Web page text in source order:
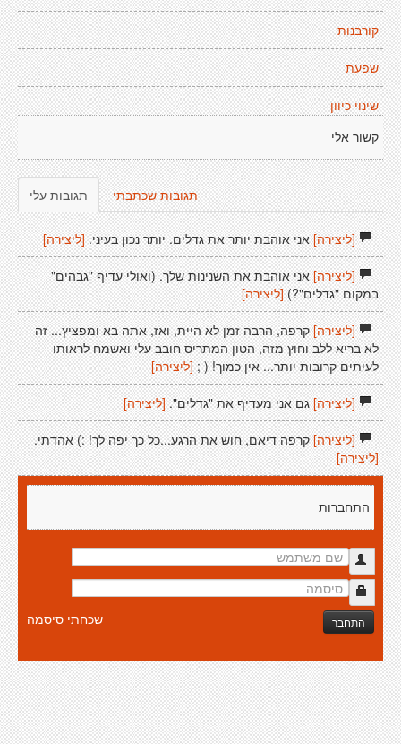
קורבנות
שפעת
שינוי כיוון
קשור אלי
תגובות עלי תגובות שכתבתי
[ליצירה]אני אוהבת יותר את גדלים. יותר נכון בעיני. [ליצירה]
[ליצירה]אני אוהבת את השנינות שלך. (ואולי עדיף "גבהים"
במקום "גדלים"?) [ליצירה]
[ליצירה]קרפה, הרבה זמן לא היית, ואז, אתה בא ומפציץ... זה
לא בריא ללב וחוץ מזה, הטון המתריס חובב עלי ואשמח לראותו
לעיתים קרובות יותר... אין כמוך! ( ; [ליצירה]
[ליצירה]גם אני מעדיף את "גדלים". [ליצירה]
[ליצירה]קרפה דיאם, חוש את הרגע...כל כך יפה לך! :) אהדתי.
[ליצירה]
התחברות
התחבר שכחתי סיסמה